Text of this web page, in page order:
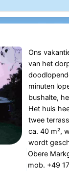
Ons
van het
minuten
bushalte,
Het huis
twee
ca. 40 m²,
wordt
Obere
mob. +49